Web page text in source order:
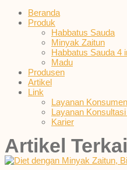
Beranda
Produk
Habbatus Sauda
Minyak Zaitun
Habbatus Sauda 4
Madu
Produsen
Artikel
Link
Layanan Konsumen
Layanan
Karier
Artikel